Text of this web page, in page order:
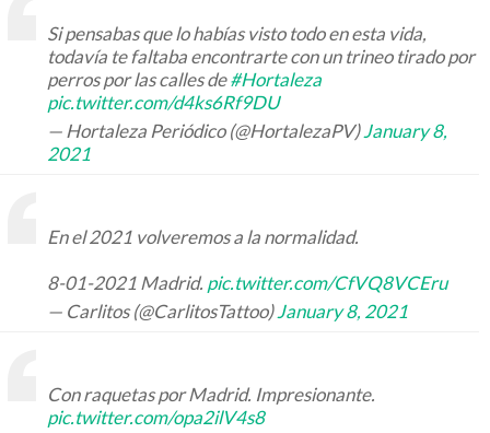
Si pensabas que lo habías visto todo en esta vida,
todavía te faltaba encontrarte con un trineo tirado por
perros por las calles de#Hortaleza
pic.twitter.com/d4ks6Rf9DU
— Hortaleza Periódico (@HortalezaPV) January 8,
2021
En el 2021 volveremos a la normalidad.
8-01-2021 Madrid. pic.twitter.com/CfVQ8VCEru
— Carlitos (@CarlitosTattoo) January 8, 2021
Con raquetas por Madrid. Impresionante.
pic.twitter.com/opa2ilV4s8